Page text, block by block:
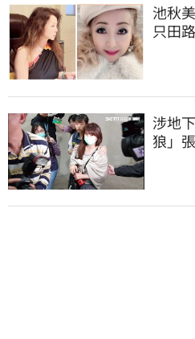
池秋
只田
涉地
狼」